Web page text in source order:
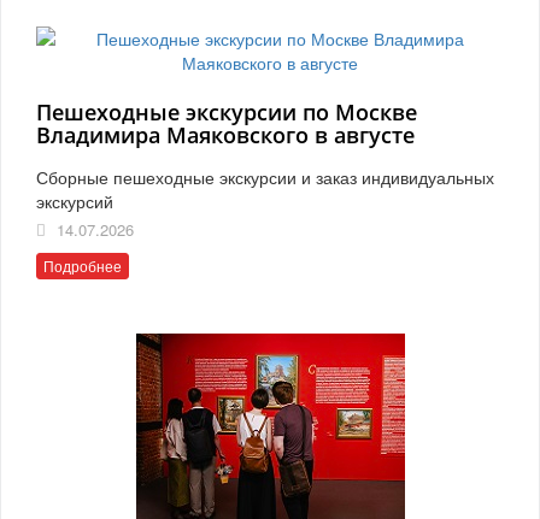
Пешеходные экскурсии по Москве
Владимира Маяковского в августе
Сборные пешеходные экскурсии и заказ индивидуальных
экскурсий
14.07.2026
Подробнее